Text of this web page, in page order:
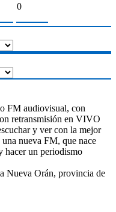
0
FM audiovisual, con
retransmisión en VIVO
y ver con la mejor
nueva FM, que nace
hacer un periodismo
Nueva Orán, provincia de